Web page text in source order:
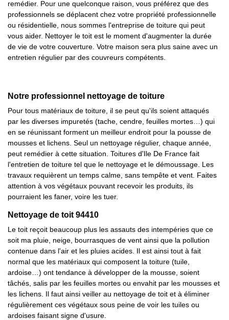
remédier. Pour une quelconque raison, vous préférez que des
professionnels se déplacent chez votre propriété professionnelle
ou résidentielle, nous sommes l'entreprise de toiture qui peut
vous aider. Nettoyer le toit est le moment d'augmenter la durée
de vie de votre couverture. Votre maison sera plus saine avec un
entretien régulier par des couvreurs compétents.
Notre professionnel nettoyage de toiture
Pour tous matériaux de toiture, il se peut qu'ils soient attaqués
par les diverses impuretés (tache, cendre, feuilles mortes…) qui
en se réunissant forment un meilleur endroit pour la pousse de
mousses et lichens. Seul un nettoyage régulier, chaque année,
peut remédier à cette situation. Toitures d'Ile De France fait
l'entretien de toiture tel que le nettoyage et le démoussage. Les
travaux requièrent un temps calme, sans tempête et vent. Faites
attention à vos végétaux pouvant recevoir les produits, ils
pourraient les faner, voire les tuer.
Nettoyage de toit 94410
Le toit reçoit beaucoup plus les assauts des intempéries que ce
soit ma pluie, neige, bourrasques de vent ainsi que la pollution
contenue dans l'air et les pluies acides. Il est ainsi tout à fait
normal que les matériaux qui composent la toiture (tuile,
ardoise…) ont tendance à développer de la mousse, soient
tâchés, salis par les feuilles mortes ou envahit par les mousses et
les lichens. Il faut ainsi veiller au nettoyage de toit et à éliminer
régulièrement ces végétaux sous peine de voir les tuiles ou
ardoises faisant signe d'usure.